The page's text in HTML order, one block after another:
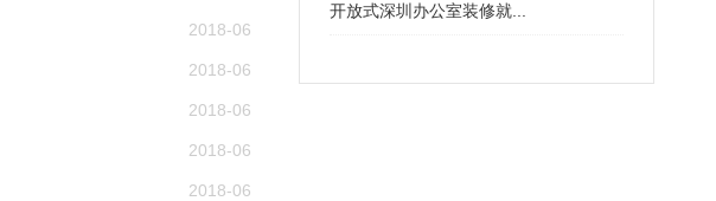
2018-06
2018-06
2018-06
2018-06
2018-06
开放式深圳办公室装修就...